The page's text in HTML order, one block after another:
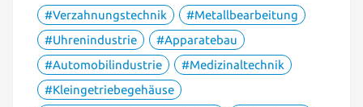
#Verzahnungstechnik
#Metallbearbeitung
#Uhrenindustrie
#Apparatebau
#Automobilindustrie
#Medizinaltechnik
#Kleingetriebegehäuse